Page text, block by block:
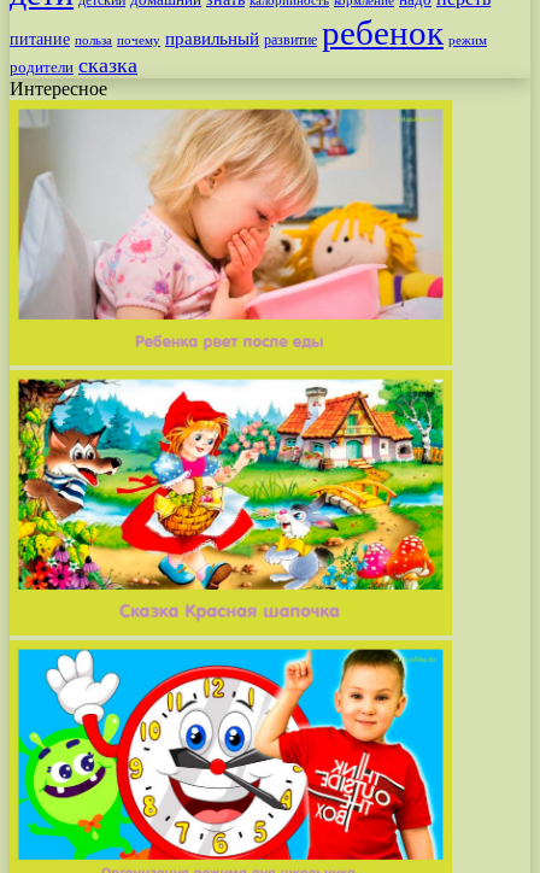
питание польза почему правильный развитие ребенок режим
родители сказка
Интересное